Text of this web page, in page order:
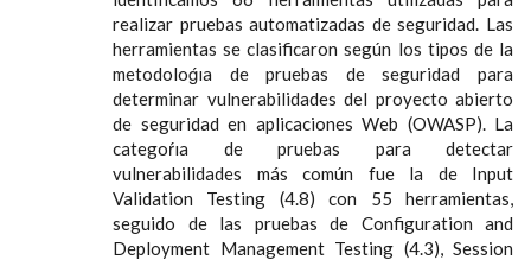
realizar pruebas automatizadas de seguridad. Las
herramientas se clasificaron según los tipos de la
metodoloǵıa de pruebas de seguridad para
determinar vulnerabilidades del proyecto abierto
de seguridad en aplicaciones Web (OWASP). La
categoŕıa de pruebas para detectar
vulnerabilidades más común fue la de Input
Validation Testing (4.8) con 55 herramientas,
seguido de las pruebas de Configuration and
Deployment Management Testing (4.3), Session